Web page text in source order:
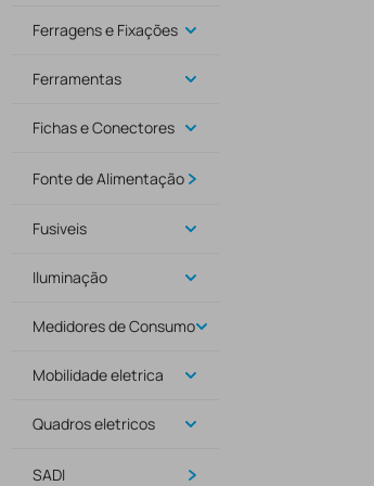
Ferragens e Fixações
Ferramentas
Fichas e Conectores
Fonte de Alimentação
Fusiveis
Iluminação
Medidores de Consumo
Mobilidade eletrica
Quadros eletricos
SADI